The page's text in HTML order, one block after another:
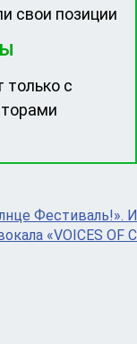
свои позиции
только с
Фестиваль!».
«VOICES OF